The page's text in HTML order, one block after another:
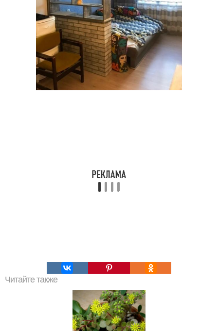
Читайте также